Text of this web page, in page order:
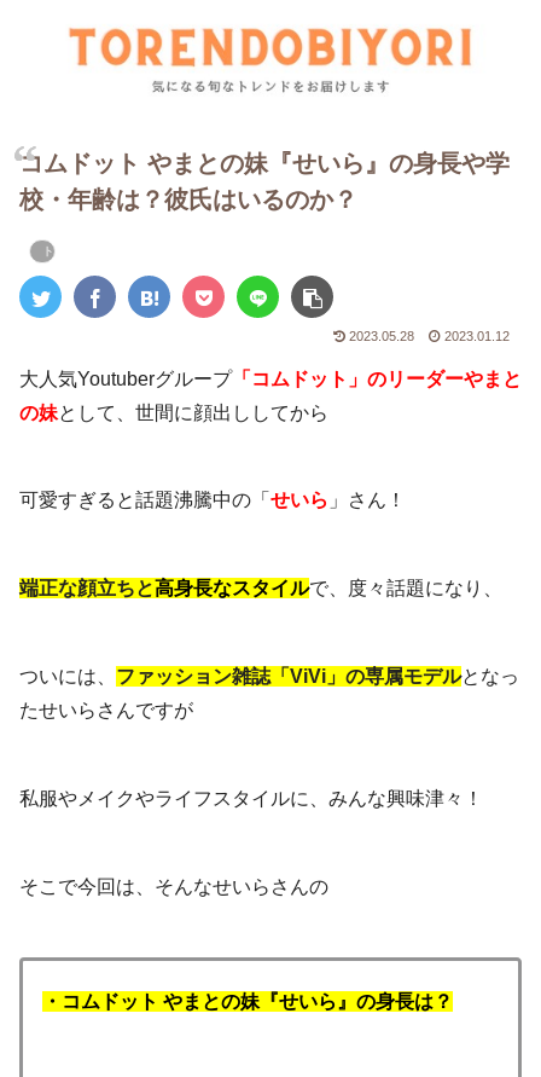
コムドット やまとの妹『せいら』の身長や学
校・年齢は？彼氏はいるのか？
トレンド・話題な人
2023.05.28 2023.01.12
大人気Youtuberグループ「 コムドット」のリーダーやまと
の妹として、世間に顔出ししてから
可愛すぎると話題沸騰中の「 せいら 」さん！
端正な顔立ちと高身長なスタイルで、度々話題になり、
ついには、 ファッション雑誌「ViVi」の専属モデルとなっ
たせいらさんですが
私服やメイクやライフスタイルに、みんな興味津々！
そこで今回は、そんなせいらさんの
・コムドット やまとの妹『せいら』の身長は？